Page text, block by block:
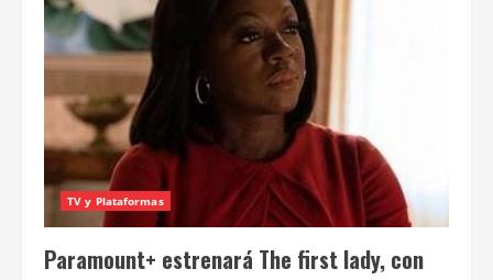
first
lady
+
The
man
who
fell
to
earth
+
The
TV y Plataformas
Paramount+ estrenará The first lady, con